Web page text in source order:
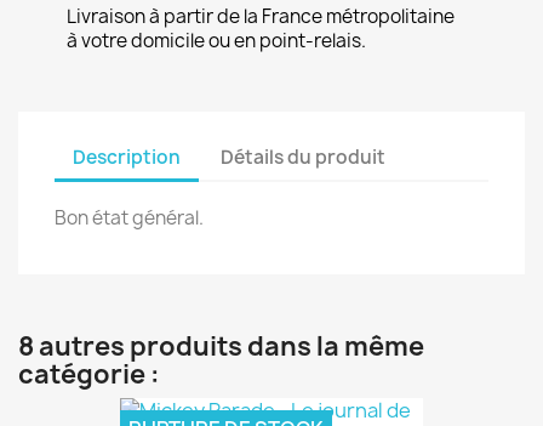
Livraison à partir de la France métropolitaine
à votre domicile ou en point-relais.
Description Détails du produit
Bon état général.
8 autres produits dans la même
catégorie :